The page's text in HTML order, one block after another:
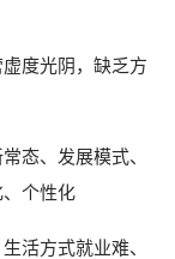
度光阴，缺乏方
态、发展模式、
个性化
活方式就业难、